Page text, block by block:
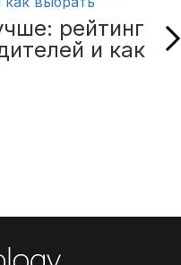
рейтинг
и как